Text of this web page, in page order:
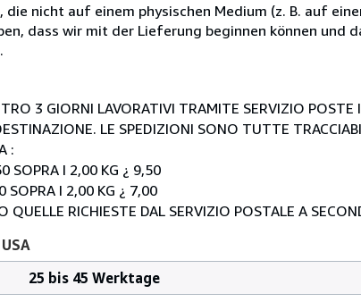
nicht auf einem physischen Medium (z. B. auf
dass wir mit der Lieferung beginnen können und
3 GIORNI LAVORATIVI TRAMITE SERVIZIO POSTE
LE SPEDIZIONI SONO TUTTE
:
SOPRA I 2,00 KG ¿ 9,50
SOPRA I 2,00 KG ¿ 7,00
QUELLE RICHIESTE DAL SERVIZIO POSTALE A
25 bis 45 Werktage